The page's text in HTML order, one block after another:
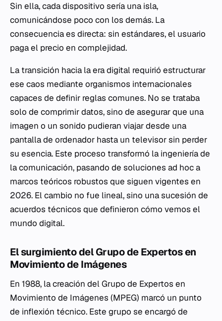
Sin ella, cada dispositivo sería una isla,
comunicándose poco con los demás. La
consecuencia es directa: sin estándares, el usuario
paga el precio en complejidad.
La transición hacia la era digital requirió estructurar
ese caos mediante organismos internacionales
capaces de definir reglas comunes. No se trataba
solo de comprimir datos, sino de asegurar que una
imagen o un sonido pudieran viajar desde una
pantalla de ordenador hasta un televisor sin perder
su esencia. Este proceso transformó la ingeniería de
la comunicación, pasando de soluciones ad hoc a
marcos teóricos robustos que siguen vigentes en
2026. El cambio no fue lineal, sino una sucesión de
acuerdos técnicos que definieron cómo vemos el
mundo digital.
El surgimiento del Grupo de Expertos en
Movimiento de Imágenes
En 1988, la creación del Grupo de Expertos en
Movimiento de Imágenes (MPEG) marcó un punto
de inflexión técnico. Este grupo se encargó de